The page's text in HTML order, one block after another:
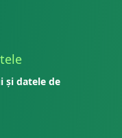
și datele de